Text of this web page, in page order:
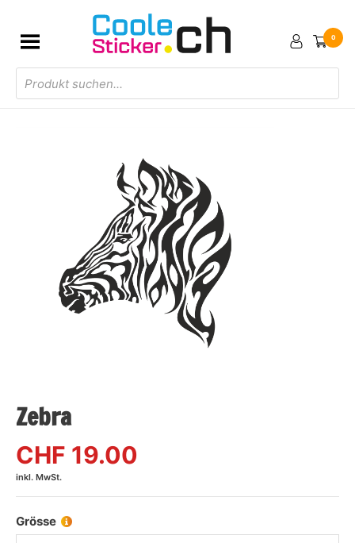
Products
search
0
Zebra
CHF 19.00
inkl. MwSt.
Grösse